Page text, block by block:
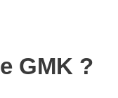
GMK ?